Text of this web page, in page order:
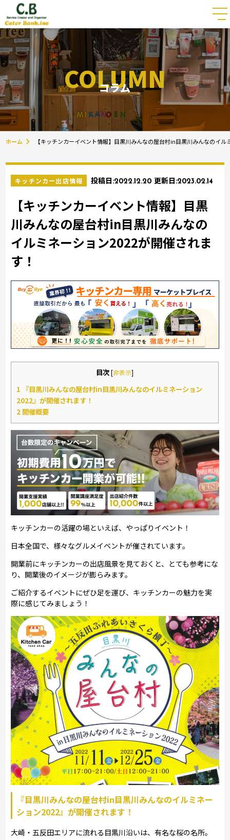
COLUMN
コラム
ホーム 【キッチンカーイベント情報】目黒川みんなの屋台村in目黒川みんなのイ
キッチンカー出店情報 投稿日:2022.12.20 更新日:2023.02.14
【キッチンカーイベント情報】目黒
川みんなの屋台村in目黒川みんなの
イルミネーション2022が開催されま
す！
目次[非表示]
1 『目黒川みんなの屋台村in目黒川みんなのイルミネーション
2022』が開催されます！
2 開催概要
キッチンカーの活躍の場といえば、やっぱりイベント！
日本全国で、様々なグルメイベントが催されています。
開業前にキッチンカーの出店風景を見ておくと、とても参考にな
り、開業後のイメージが膨らみます。
ご紹介するイベントにぜひ足を運び、キッチンカーの魅力を実
際に感じてみましょう！
『目黒川みんなの屋台村in目黒川みんなのイルミネー
ション2022』が開催されます！
大崎・五反田エリアに流れる目黒川沿いは、有名な桜の名所。